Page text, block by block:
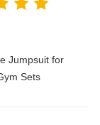
Jumpsuit for
Sets